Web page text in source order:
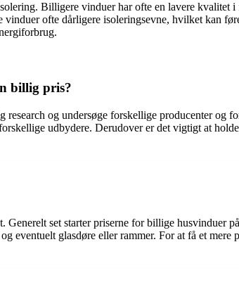
Billigere vinduer har ofte en lavere kvalitet
ofte dårligere isoleringsevne, hvilket kan
billig pris?
og undersøge forskellige producenter og
udbydere. Derudover er det vigtigt at
set starter priserne for billige
eventuelt glasdøre eller rammer. For at få et